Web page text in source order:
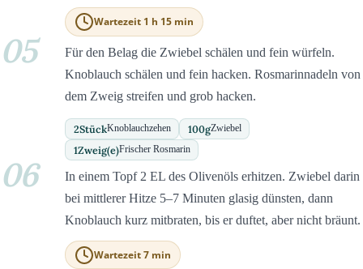
Wartezeit 1 h 15 min
05
Für den Belag die Zwiebel schälen und fein würfeln.
Knoblauch schälen und fein hacken. Rosmarinnadeln von
dem Zweig streifen und grob hacken.
2StückKnoblauchzehen 100gZwiebel
1Zweig(e)Frischer Rosmarin
06
In einem Topf 2 EL des Olivenöls erhitzen. Zwiebel darin
bei mittlerer Hitze 5–7 Minuten glasig dünsten, dann
Knoblauch kurz mitbraten, bis er duftet, aber nicht bräunt.
Wartezeit 7 min